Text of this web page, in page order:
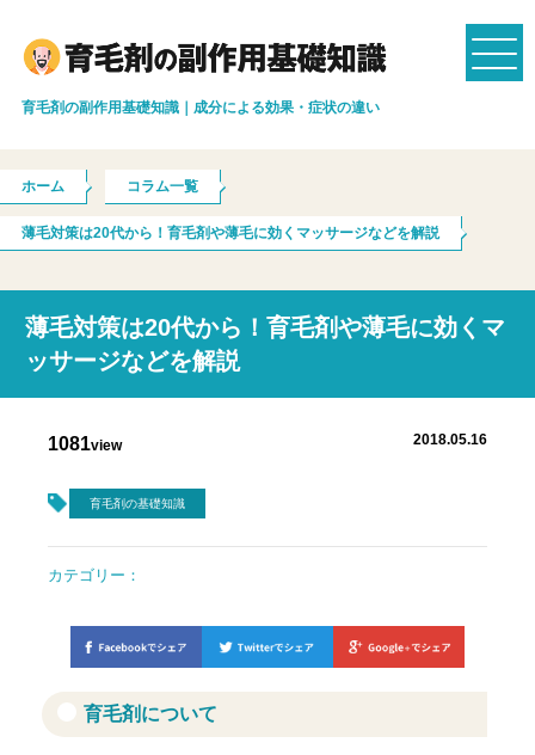
育毛剤の副作用基礎知識｜成分による効果・症状の違い
ホーム コラム一覧
薄毛対策は20代から！育毛剤や薄毛に効くマッサージなどを解説
薄毛対策は20代から！育毛剤や薄毛に効くマ
ッサージなどを解説
1081view 2018.05.16
育毛剤の基礎知識
カテゴリー：
育毛剤について